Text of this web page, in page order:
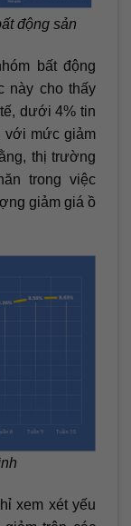
động sản
bất động
này cho thấy
dưới 4% tin
với mức giảm
thị trường
trong việc
giảm giá ồ
xem xét yếu